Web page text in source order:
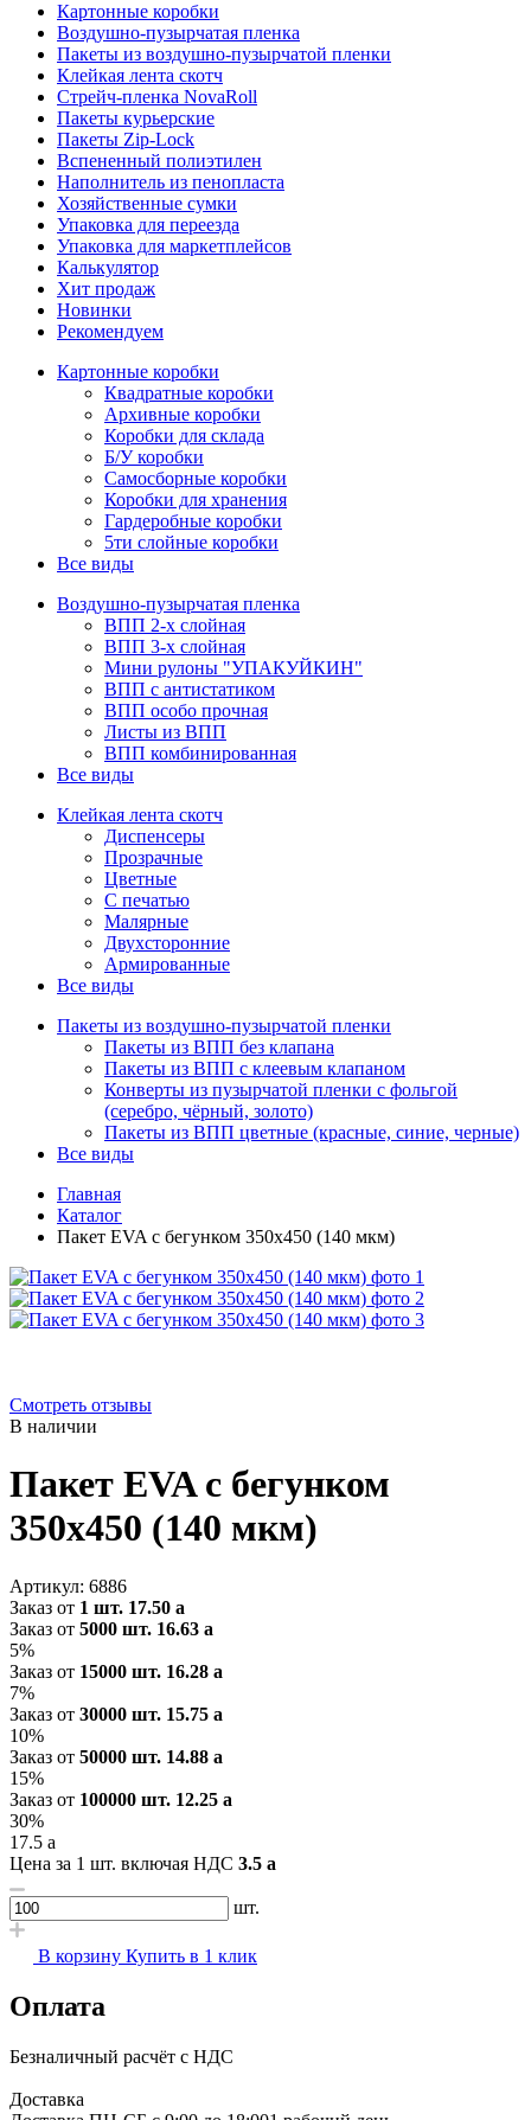
Картонные коробки
Воздушно-пузырчатая пленка
Пакеты из воздушно-пузырчатой пленки
Клейкая лента скотч
Стрейч-пленка NovaRoll
Пакеты курьерские
Пакеты Zip-Lock
Вспененный полиэтилен
Наполнитель из пенопласта
Хозяйственные сумки
Упаковка для переезда
Упаковка для маркетплейсов
Калькулятор
Хит продаж
Новинки
Рекомендуем
Картонные коробки
Квадратные коробки
Архивные коробки
Коробки для склада
Б/У коробки
Самосборные коробки
Коробки для хранения
Гардеробные коробки
5ти слойные коробки
Все виды
Воздушно-пузырчатая пленка
ВПП 2-х слойная
ВПП 3-х слойная
Мини рулоны "УПАКУЙКИН"
ВПП с антистатиком
ВПП особо прочная
Листы из ВПП
ВПП комбинированная
Все виды
Клейкая лента скотч
Диспенсеры
Прозрачные
Цветные
С печатью
Малярные
Двухсторонние
Армированные
Все виды
Пакеты из воздушно-пузырчатой пленки
Пакеты из ВПП без клапана
Пакеты из ВПП с клеевым клапаном
Конверты из пузырчатой пленки с фольгой
(серебро, чёрный, золото)
Пакеты из ВПП цветные (красные, синие, черные)
Все виды
Главная
Каталог
Пакет EVA с бегунком 350х450 (140 мкм)
Смотреть отзывы
В наличии
Пакет EVA с бегунком
350х450 (140 мкм)
Артикул: 6886
Заказ от 1 шт. 17.50 a
Заказ от 5000 шт. 16.63 a
5%
Заказ от 15000 шт. 16.28 a
7%
Заказ от 30000 шт. 15.75 a
10%
Заказ от 50000 шт. 14.88 a
15%
Заказ от 100000 шт. 12.25 a
30%
17.5 a
Цена за 1 шт. включая НДС 3.5 a
шт.
В корзину Купить в 1 клик
Оплата
Безналичный расчёт с НДС
Доставка